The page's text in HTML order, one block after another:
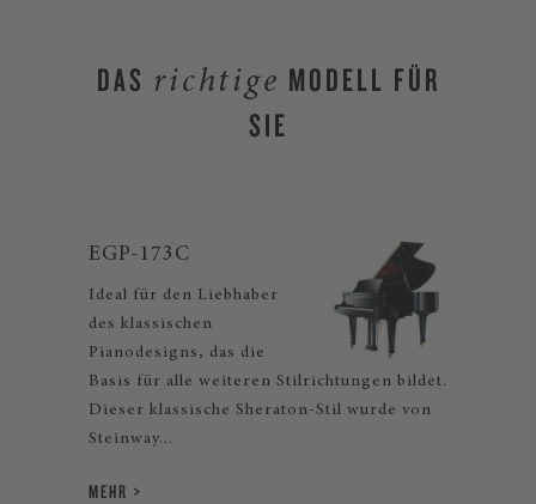
DAS richtige MODELL FÜR
SIE
EGP-173C
Ideal für den Liebhaber
des klassischen
Pianodesigns, das die
Basis für alle weiteren Stilrichtungen bildet.
Dieser klassische Sheraton-Stil wurde von
Steinway...
MEHR